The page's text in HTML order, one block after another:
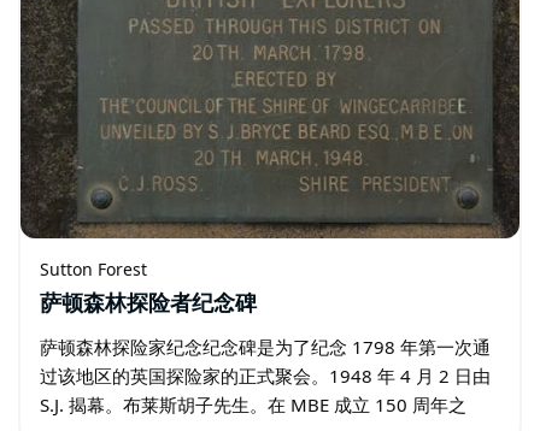
Sutton Forest
萨顿森林探险者纪念碑
萨顿森林探险家纪念纪念碑是为了纪念 1798 年第一次通
过该地区的英国探险家的正式聚会。1948 年 4 月 2 日由
S.J. 揭幕。布莱斯胡子先生。在 MBE 成立 150 周年之